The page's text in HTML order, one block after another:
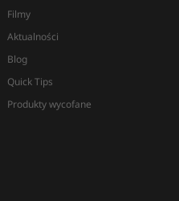
Filmy
Aktualności
Blog
Quick Tips
Produkty wycofane